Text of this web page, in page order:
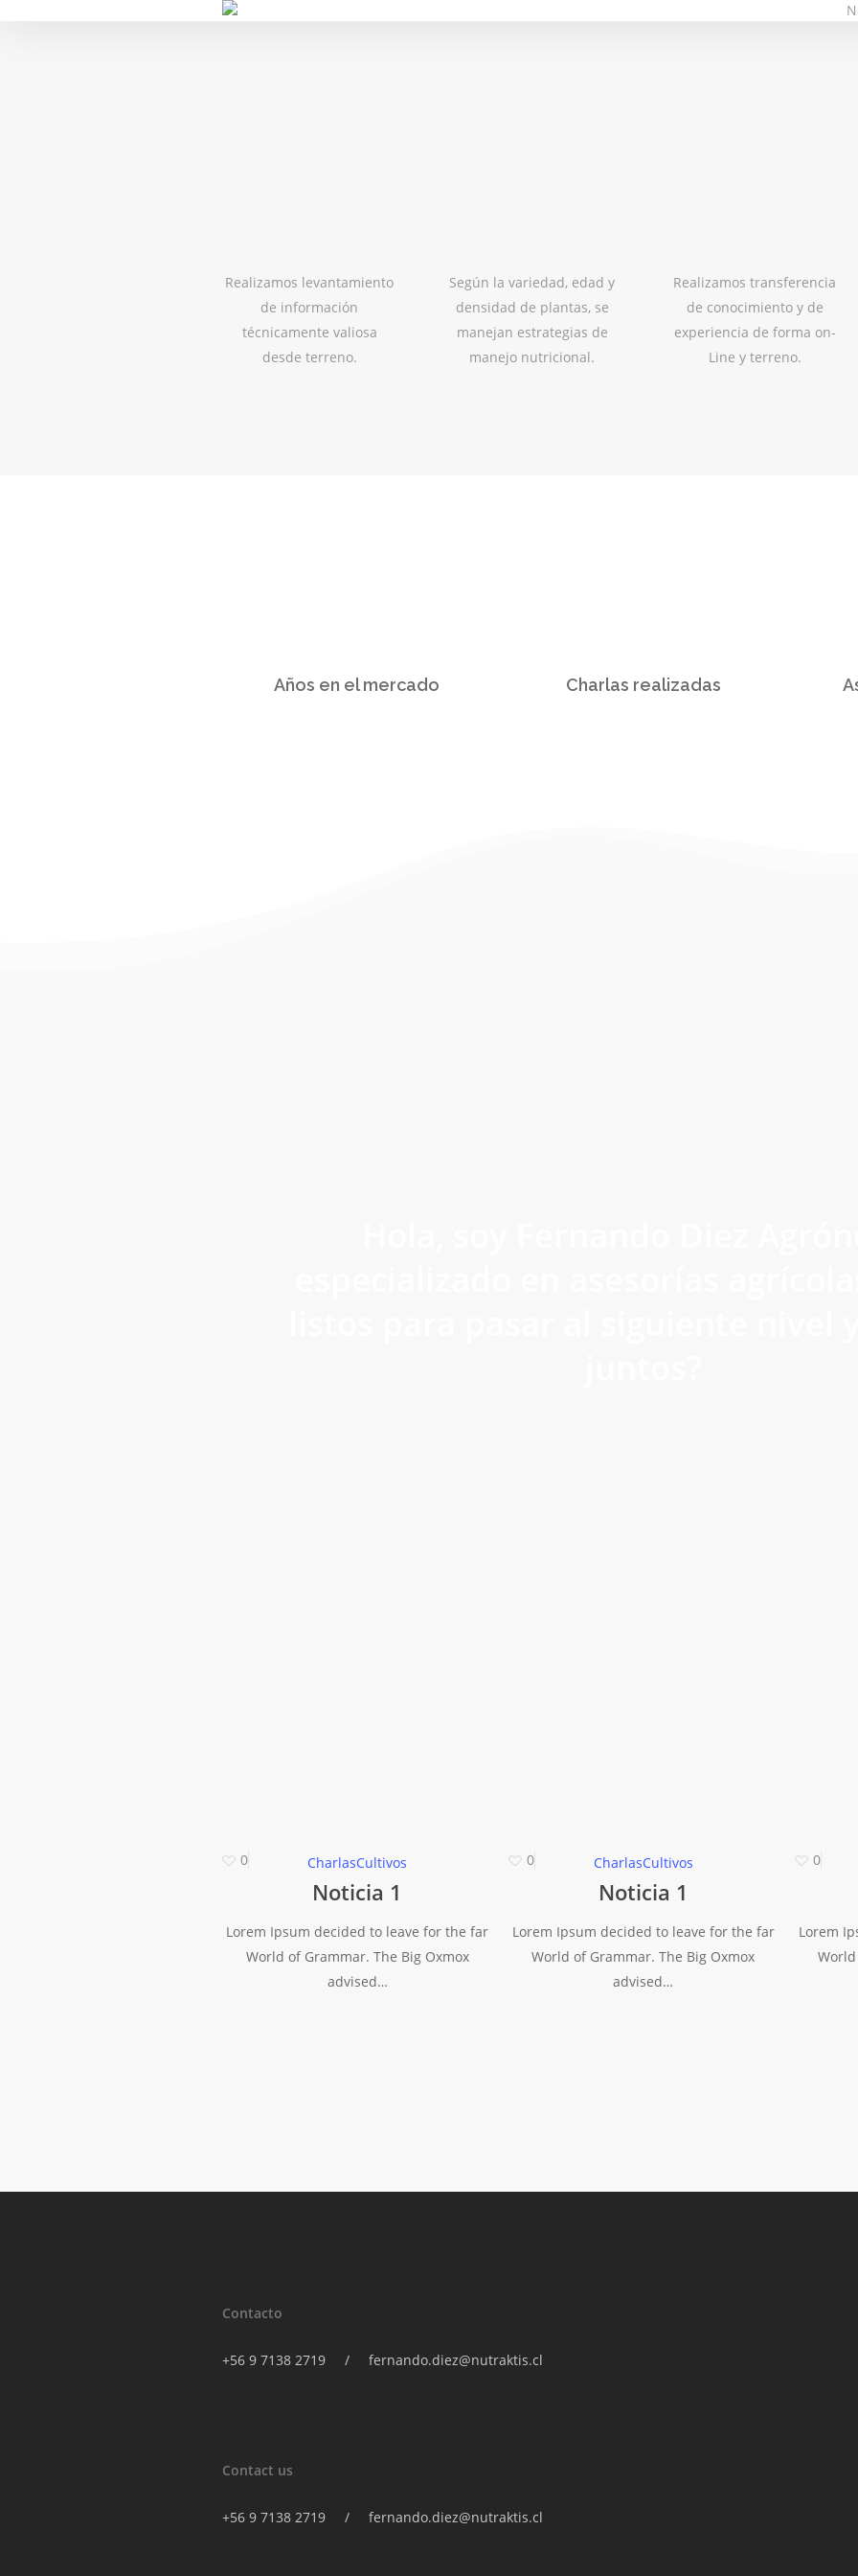
Realizamos levantamiento
de información
técnicamente valiosa
desde terreno.
Según la variedad, edad y
densidad de plantas, se
manejan estrategias de
manejo nutricional.
Realizamos transferencia
de conocimiento y de
experiencia de forma on-
Line y terreno.
Años en el mercado Charlas realizadas
CharlasCultivos
Noticia 1
Lorem Ipsum decided to leave for the far
World of Grammar. The Big Oxmox
advised…
0 CharlasCultivos
Noticia 1
Lorem Ipsum decided to leave for the far
World of Grammar. The Big Oxmox
advised…
0
Lorem
0
Contacto
+56 9 7138 2719 / fernando.diez@nutraktis.cl
Contact us
+56 9 7138 2719 / fernando.diez@nutraktis.cl